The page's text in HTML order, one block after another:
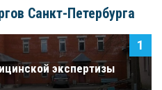
Санкт-Петербурга
экспертизы